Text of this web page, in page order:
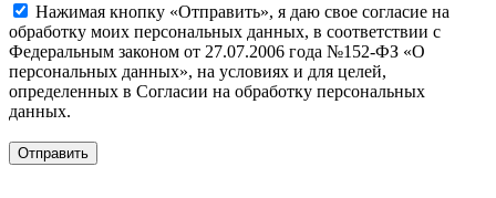
Нажимая кнопку «Отправить», я даю свое согласие на
обработку моих персональных данных, в соответствии с
Федеральным законом от 27.07.2006 года №152-ФЗ «О
персональных данных», на условиях и для целей,
определенных в Согласии на обработку персональных
данных.